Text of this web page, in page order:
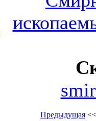
Предыдущая